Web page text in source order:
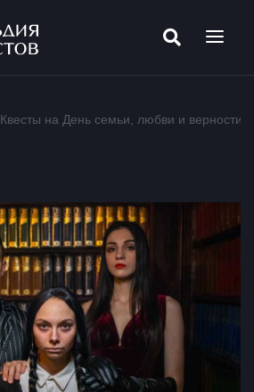
Квесты на День семьи, любви и верности